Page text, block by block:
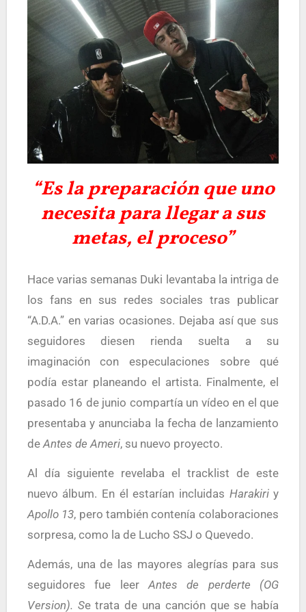
“Es la preparación que uno
necesita para llegar a sus
metas, el proceso”
Hace varias semanas Duki levantaba la intriga de
los fans en sus redes sociales tras publicar
“A.D.A.” en varias ocasiones. Dejaba así que sus
seguidores diesen rienda suelta a su
imaginación con especulaciones sobre qué
podía estar planeando el artista. Finalmente, el
pasado 16 de junio compartía un vídeo en el que
presentaba y anunciaba la fecha de lanzamiento
deAntes de Ameri, su nuevo proyecto.
Al día siguiente revelaba el tracklist de este
nuevo álbum. En él estarían incluidas Harakiriy
Apollo 13, pero también contenía colaboraciones
sorpresa, como la de Lucho SSJ o Quevedo.
Además, una de las mayores alegrías para sus
seguidores fue leerAntes de perderte (OG
Version). Se trata de una canción que se había